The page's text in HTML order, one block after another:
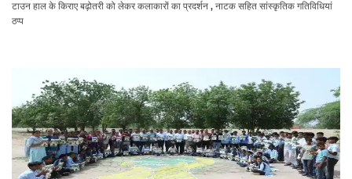
टाउन हाल के किराए बढ़ोतरी को लेकर कलाकारों का प्रदर्शन , नाटक सहित सांस्कृतिक गतिविधियां
ठप्प